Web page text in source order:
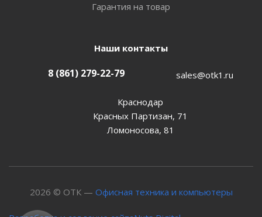
Гарантия на товар
Наши контакты
8 (861) 279-22-79 sales@otk1.ru
Краснодар
Красных Партизан, 71
Ломоносова, 81
2026 © ОТК — Офисная техника и компьютеры